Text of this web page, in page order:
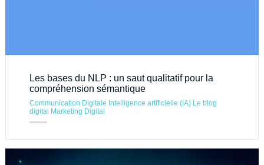
Les bases du NLP : un saut qualitatif pour la
compréhension sémantique
Communication Digitale Intelligence artificielle (IA) Le blog
digital Marketing Digital